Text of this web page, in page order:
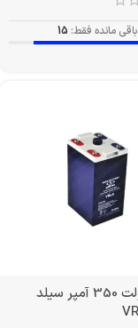
باقی مانده فقط: 15
باتری 2 ولت 350 آمپر سیلد